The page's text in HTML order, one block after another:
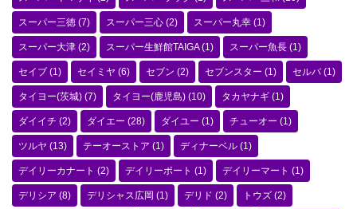
スーパー三徳 (7) スーパー三心 (2) スーパー丸幸 (1)
スーパー大津 (2) スーパー生鮮館TAIGA(1) スーパー魚長 (1)
セイブ (1) セイミヤ (6) セブン (2) セブンスター (1) セルバ(1)
タイヨー(茨城) (7) タイヨー(鹿児島) (10) タカヤナギ (1)
ダイイチ (2) ダイエー (28) ダイユー (1) チューオー (1)
ツルヤ (13) テーオーストア (1) ディナーベル (1)
デイリーカナート (2) デイリーポート (1) デイリーマート (1)
デリシア (8) デリシャス広岡 (1) デリド (2) トウズ (2)